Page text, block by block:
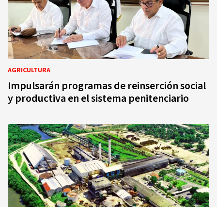
AGRICULTURA
Impulsarán programas de reinserción social
y productiva en el sistema penitenciario